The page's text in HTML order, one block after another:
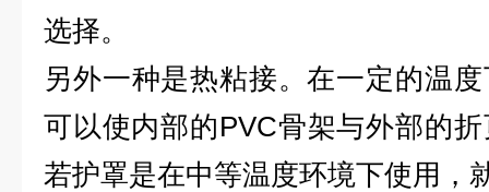
选择。
另外一种是热粘接。在一定的温
可以使内部的PVC骨架与外部的
若护罩是在中等温度环境下使用，